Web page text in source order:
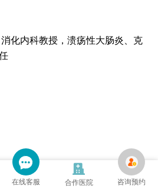
化内科教授，溃疡性大肠炎、克
在线客服 合作医院 咨询预约